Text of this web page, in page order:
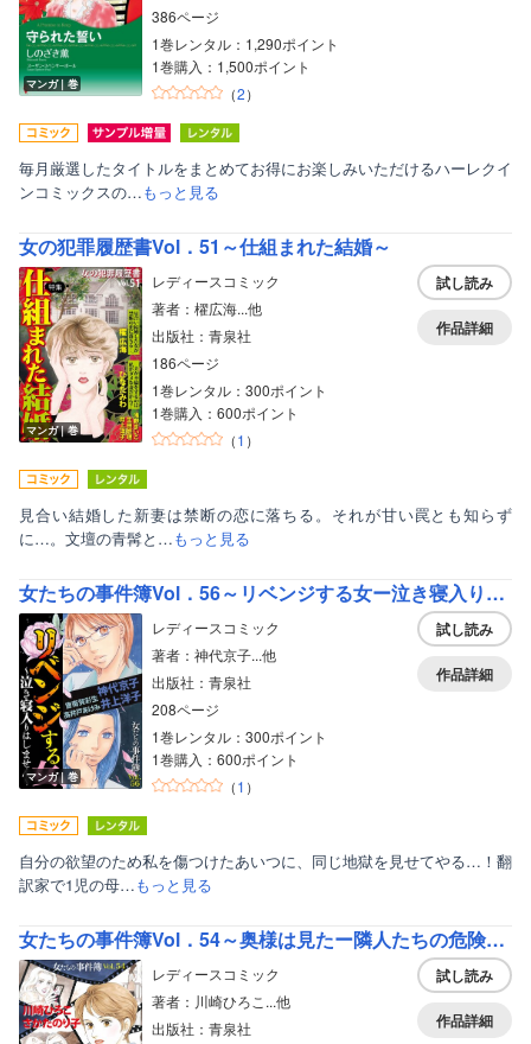
マンガ｜巻
386ページ
1巻レンタル：1,290ポイント
1巻購入：1,500ポイント
（2）
毎月厳選したタイトルをまとめてお得にお楽しみいただけるハーレクイ
ンコミックスの…もっと見る
女の犯罪履歴書Vol．51～仕組まれた結婚～
マンガ｜巻
レディースコミック
著者：櫂広海...他
出版社：青泉社
186ページ
1巻レンタル：300ポイント
1巻購入：600ポイント
（1 ）
試し読み
作品詳細
見合い結婚した新妻は禁断の恋に落ちる。それが甘い罠とも知らず
に…。文壇の青髯と…もっと見る
女たちの事件簿Vol．56～リベンジする女ー泣き寝入りはしませんー～
マンガ｜巻
レディースコミック
著者：神代京子...他
出版社：青泉社
208ページ
1巻レンタル：300ポイント
1巻購入：600ポイント
（1 ）
試し読み
作品詳細
自分の欲望のため私を傷つけたあいつに、同じ地獄を見せてやる…！翻
訳家で1児の母…もっと見る
女たちの事件簿Vol．54～奥様は見たー隣人たちの危険な裏側ー～ 1
レディースコミック
著者：川崎ひろこ...他
出版社：青泉社
試し読み
作品詳細